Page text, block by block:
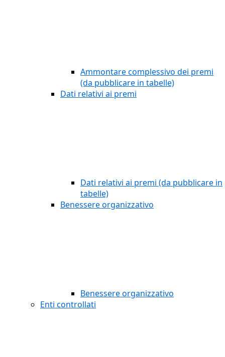
Ammontare complessivo dei premi
(da pubblicare in tabelle)
Dati relativi ai premi
Dati relativi ai premi (da pubblicare in
tabelle)
Benessere organizzativo
Benessere organizzativo
Enti controllati